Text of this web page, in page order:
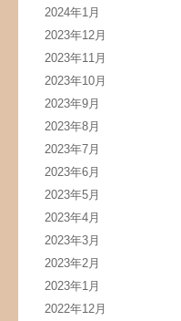
2024年1月
2023年12月
2023年11月
2023年10月
2023年9月
2023年8月
2023年7月
2023年6月
2023年5月
2023年4月
2023年3月
2023年2月
2023年1月
2022年12月